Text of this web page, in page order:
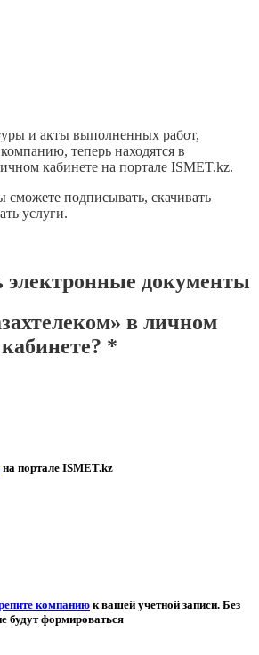
и акты выполненных работ,
теперь находятся в
кабинете на портале ISMET.kz.
подписывать, скачивать
услуги.
электронные документы
в личном
кабинете? *
на портале ISMET.kz
компаниюк вашей учетной записи. Без
будут формироваться